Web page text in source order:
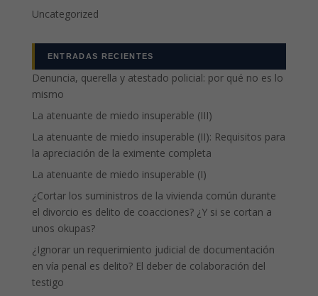
Uncategorized
ENTRADAS RECIENTES
Denuncia, querella y atestado policial: por qué no es lo
mismo
La atenuante de miedo insuperable (III)
La atenuante de miedo insuperable (II): Requisitos para
la apreciación de la eximente completa
La atenuante de miedo insuperable (I)
¿Cortar los suministros de la vivienda común durante
el divorcio es delito de coacciones? ¿Y si se cortan a
unos okupas?
¿Ignorar un requerimiento judicial de documentación
en vía penal es delito? El deber de colaboración del
testigo